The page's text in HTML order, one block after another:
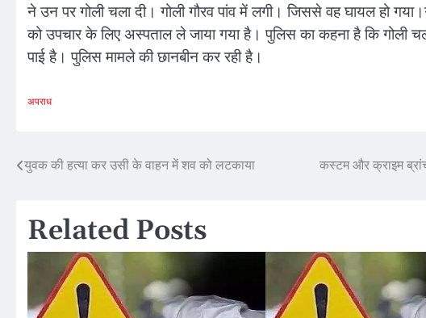
ने उन पर गोली चला दी। गोली गौरव पांव में लगी। जिससे वह घायल हो
को उपचार के लिए अस्पताल ले जाया गया है। पुलिस का कहना है कि गोली
पाई है। पुलिस मामले की छानबीन कर रही है।
अपराध
Post
युवक की हत्या कर उसी के वाहन में शव को लटकाया कस्टम और क्राइम
Related Posts